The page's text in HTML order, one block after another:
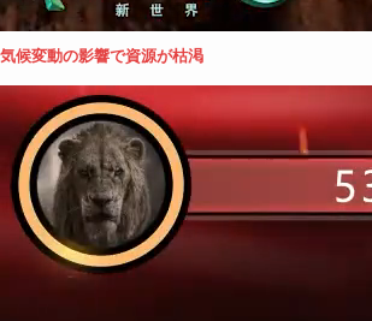
気候変動の影響で資源が枯渇